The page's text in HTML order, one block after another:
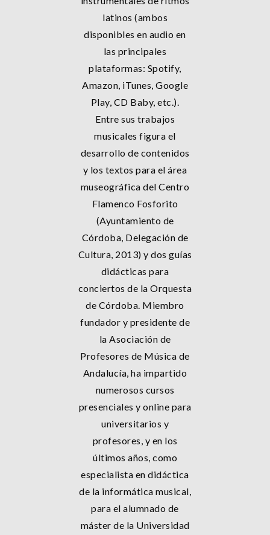
latinos (ambos
disponibles en audio en
las principales
plataformas: Spotify,
Amazon, iTunes, Google
Play, CD Baby, etc.).
Entre sus trabajos
musicales figura el
desarrollo de contenidos
y los textos para el área
museográfica del Centro
Flamenco Fosforito
(Ayuntamiento de
Córdoba, Delegación de
Cultura, 2013) y dos guías
didácticas para
conciertos de la Orquesta
de Córdoba. Miembro
fundador y presidente de
la Asociación de
Profesores de Música de
Andalucía, ha impartido
numerosos cursos
presenciales y online para
universitarios y
profesores, y en los
últimos años, como
especialista en didáctica
de la informática musical,
para el alumnado de
máster de la Universidad